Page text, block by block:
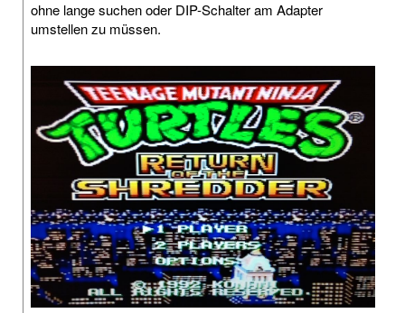
ohne lange suchen oder DIP-Schalter am Adapter
umstellen zu müssen.